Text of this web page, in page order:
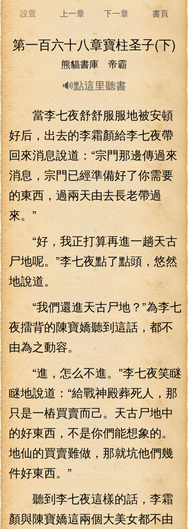
設置 上一章 下一章 書頁
第一百六十八章寶柱圣子(下)
熊貓書庫 帝霸
🔊點這里聽書
當李七夜舒舒服服地被安頓
好后，出去的李霜顏給李七夜帶
回來消息說道：“宗門那邊傳過來
消息，宗門已經準備好了你需要
的東西，過兩天由去長老帶過
來。”
“好，我正打算再進一趟天古
尸地呢。”李七夜點了點頭，悠然
地說道。
“我們還進天古尸地？”為李七
夜擂背的陳寶嬌聽到這話，都不
由為之動容。
“進，怎么不進。”李七夜笑瞇
瞇地說道：“給戰神殿葬死人，那
只是一樁買賣而己。天古尸地中
的好東西，不是你們能想象的。
地仙的買賣難做，那就坑他們幾
件好東西。”
聽到李七夜這樣的話，李霜
顏與陳寶嬌這兩個大美女都不由